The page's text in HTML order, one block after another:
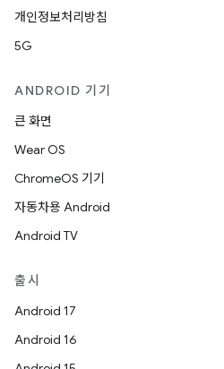
개인정보처리방침
5G
ANDROID 기기
큰 화면
Wear OS
ChromeOS 기기
자동차용 Android
Android TV
출시
Android 17
Android 16